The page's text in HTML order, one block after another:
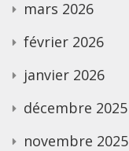
mars 2026
février 2026
janvier 2026
décembre 2025
novembre 2025